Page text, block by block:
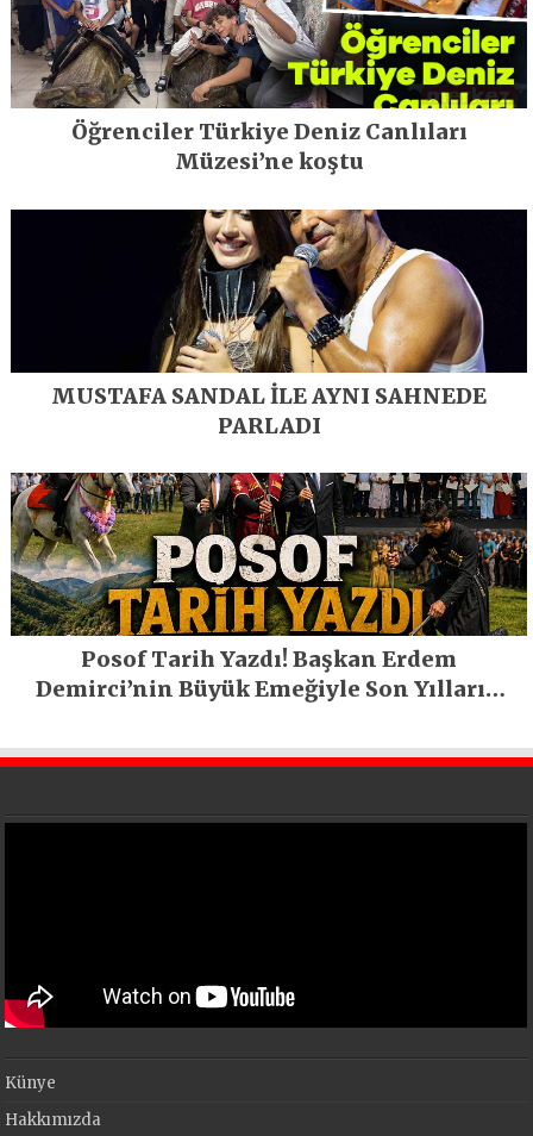
Öğrenciler Türkiye Deniz Canlıları
Müzesi’ne koştu
MUSTAFA SANDAL İLE AYNI SAHNEDE
PARLADI
Posof Tarih Yazdı! Başkan Erdem
Demirci’nin Büyük Emeğiyle Son Yılların
Künye
Hakkımızda